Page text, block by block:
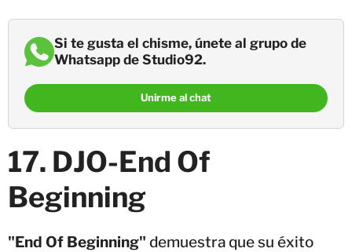
Si te gusta el chisme, únete al grupo de
Whatsapp de Studio92.
Unirme al chat
17. DJO-End Of
Beginning
"End Of Beginning" demuestra que su éxito